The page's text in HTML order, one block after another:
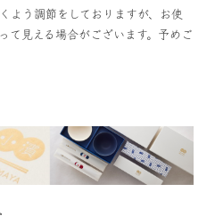
よう調節をしておりますが、お使
て見える場合がございます。予めご